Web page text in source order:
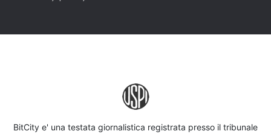
BitCity e' una testata giornalistica registrata presso il tribunale